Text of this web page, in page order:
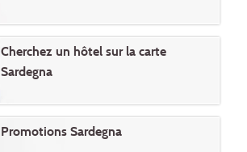
Cherchez un hôtel sur la carte
Sardegna
Promotions Sardegna